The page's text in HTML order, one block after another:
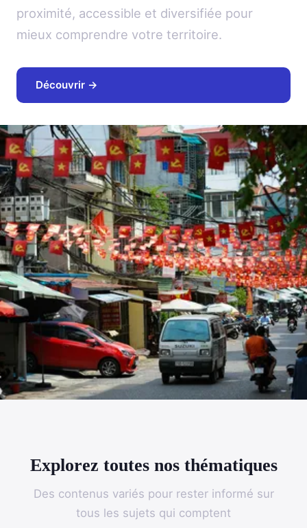
proximité, accessible et diversifiée pour
mieux comprendre votre territoire.
Découvrir →
Explorez toutes nos thématiques
Des contenus variés pour rester informé sur
tous les sujets qui comptent